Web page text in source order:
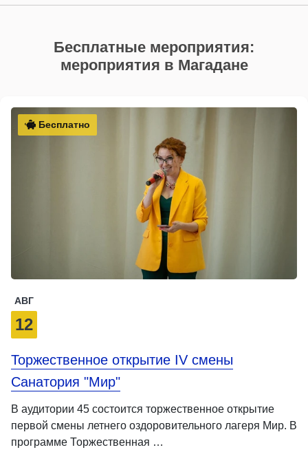
Бесплатные мероприятия:
мероприятия в Магадане
Бесплатно
АВГ
12
Торжественное открытие IV смены
Санатория "Мир"
В аудитории 45 состоится торжественное открытие
первой смены летнего оздоровительного лагеря Мир. В
программе Торжественная …